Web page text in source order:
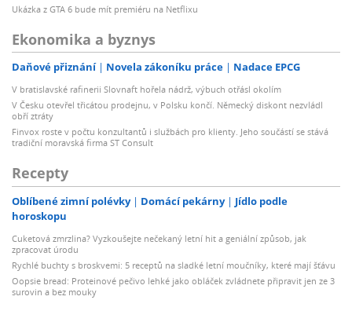
Ukázka z GTA 6 bude mít premiéru na Netflixu
Ekonomika a byznys
Daňové přiznání Novela zákoníku práce Nadace EPCG
V bratislavské rafinerii Slovnaft hořela nádrž, výbuch otřásl okolím
V Česku otevřel třicátou prodejnu, v Polsku končí. Německý diskont nezvládl
obří ztráty
Finvox roste v počtu konzultantů i službách pro klienty. Jeho součástí se stává
tradiční moravská firma ST Consult
Recepty
Oblíbené zimní polévky Domácí pekárny
Jídlo podle
horoskopu
Cuketová zmrzlina? Vyzkoušejte nečekaný letní hit a geniální způsob, jak
zpracovat úrodu
Rychlé buchty s broskvemi: 5 receptů na sladké letní moučníky, které mají šťávu
Oopsie bread: Proteinové pečivo lehké jako obláček zvládnete připravit jen ze 3
surovin a bez mouky